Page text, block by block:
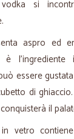
si
aspro ed
è l'ingrediente
essere
di
il
vetro